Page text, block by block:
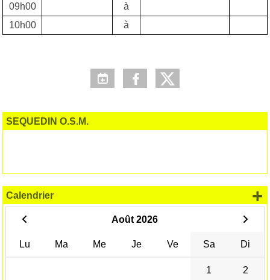
09h00
à
10h00
à
SEQUEDIN O.S.M.
Calendrier
Août 2026
Lu Ma Me Je Ve Sa Di
1 2
+